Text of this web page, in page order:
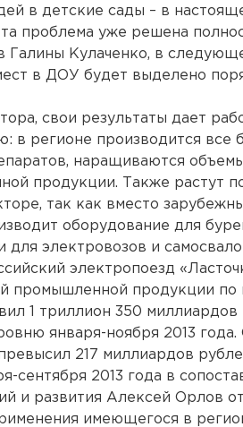
в детские сады – в
проблема уже решена
Галины Кулаченко, в
в ДОУ будет выделено
свои результаты дает
в регионе производится все
наращиваются
продукции. Также растут
так как вместо
оборудование для
для электровозов и
электропоезд
промышленной продукции по
1 триллион 350 миллиардов
января-ноября 2013
217 миллиардов
сентября 2013 года в
и развития Алексей Орлов
имеющегося в